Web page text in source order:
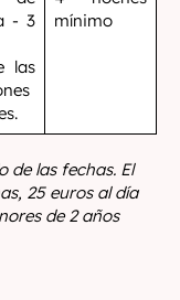
- 3
las
mínimo
de las fechas. El
25 euros al día
de 2 años